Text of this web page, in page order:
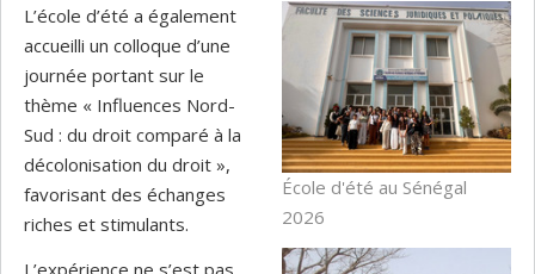
École d'été au Sénégal
2026
L’école d’été a également
accueilli un colloque d’une
journée portant sur le
thème « Influences Nord-
Sud : du droit comparé à la
décolonisation du droit »,
favorisant des échanges
riches et stimulants.
L’expérience ne s’est pas